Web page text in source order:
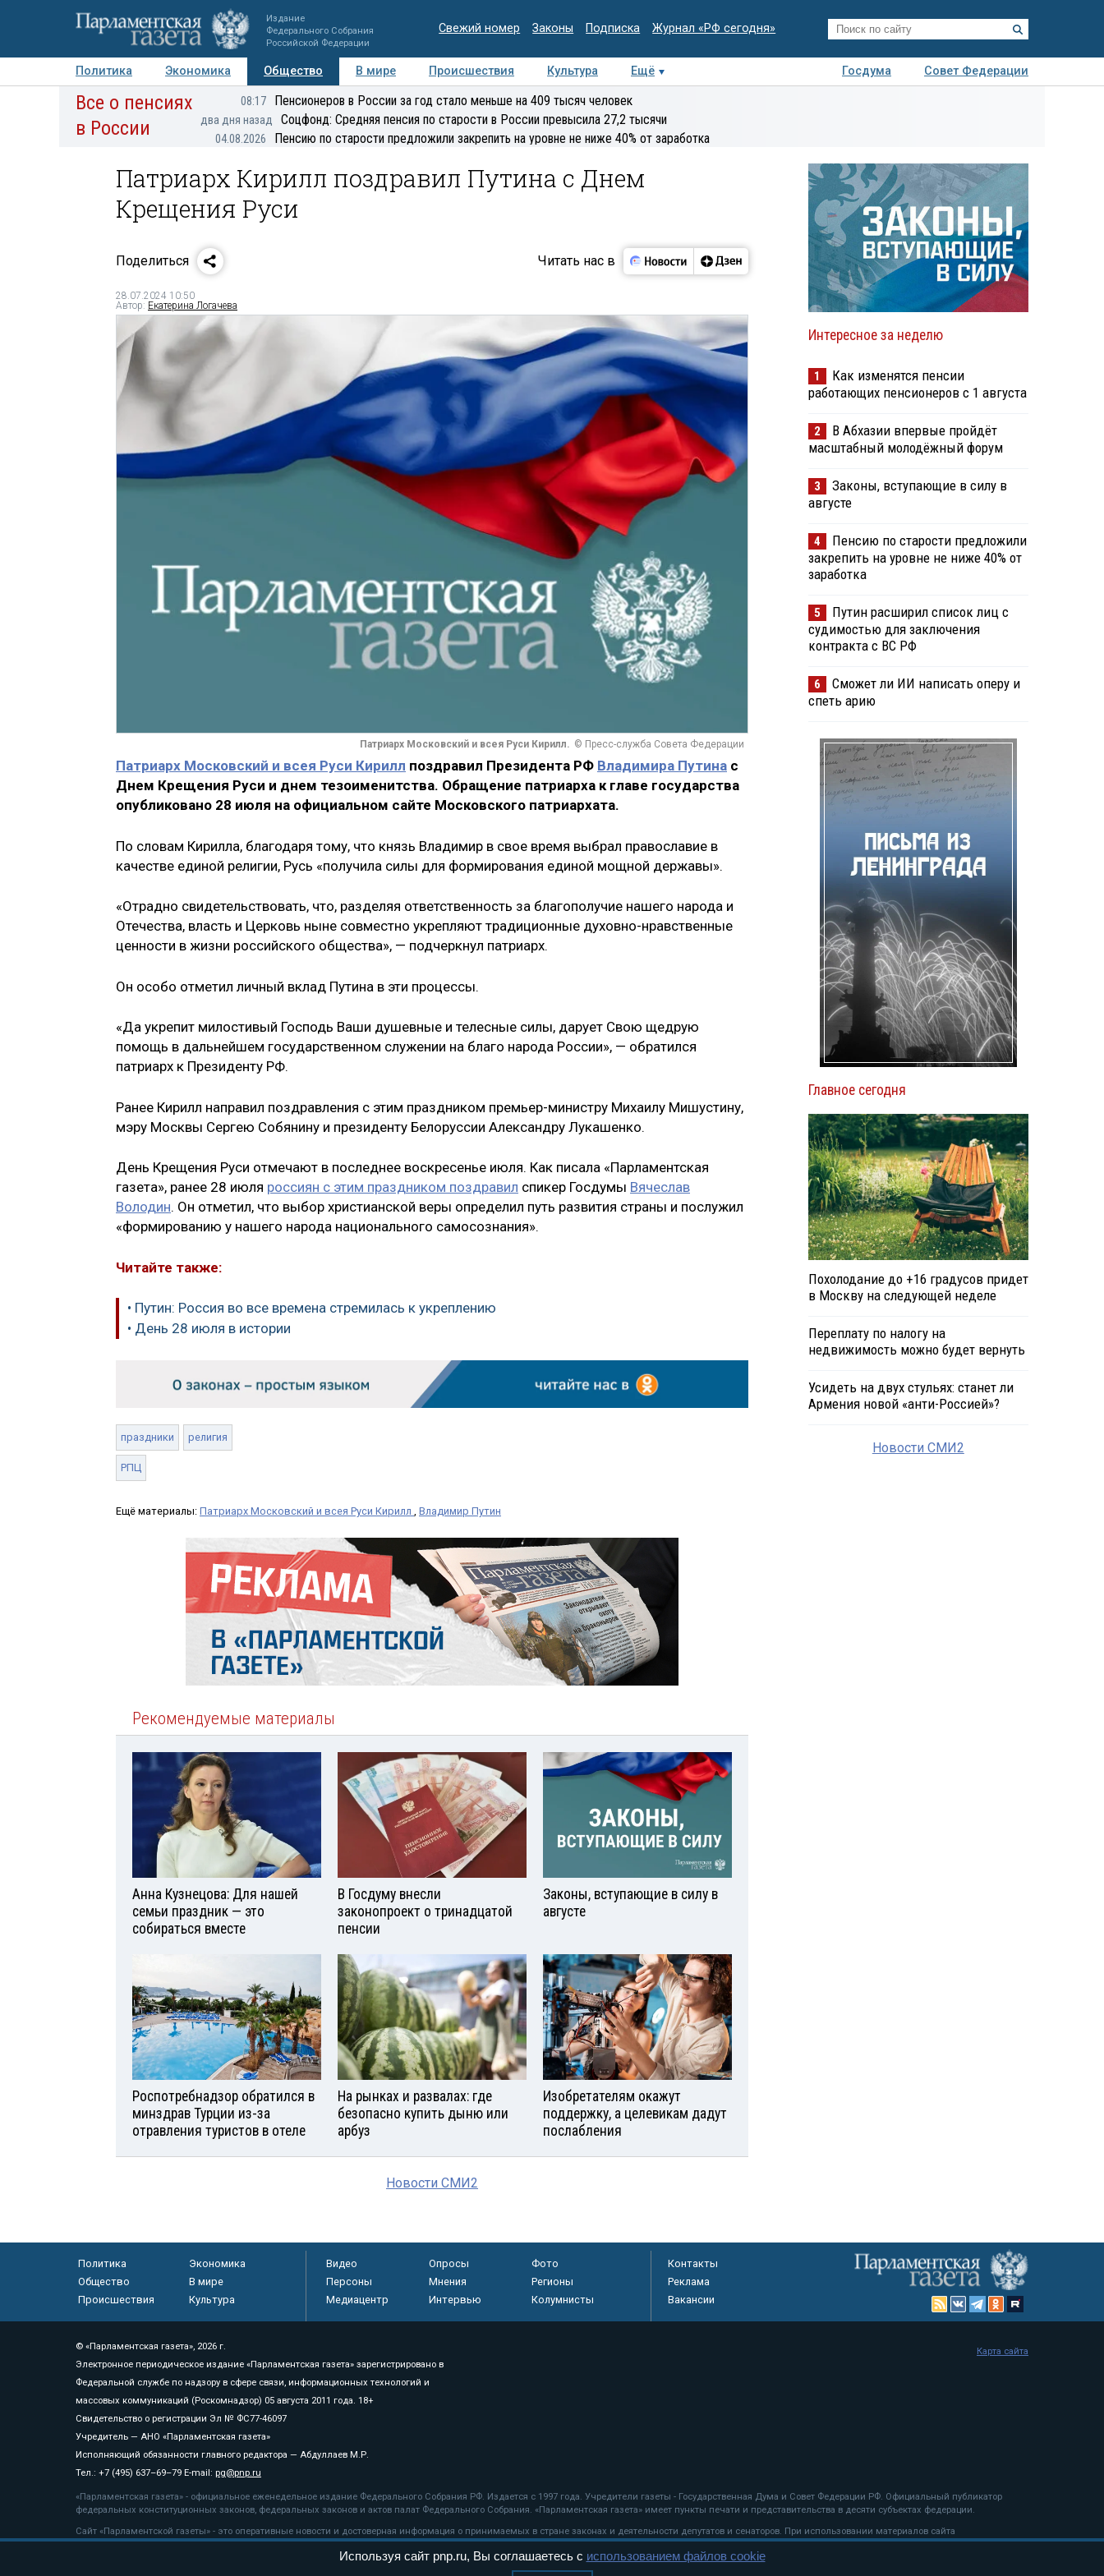
Издание
Федерального Собрания
Российской Федерации
Свежий номер Законы Подписка Журнал «РФ сегодня»
Политика Экономика Общество В мире Происшествия Культура Ещё Госдума
Совет Федерации
Авторы Персоны Мнения Регионы Медиацентр Интервью Колумнисты
Все о пенсиях
в России
08:17 Пенсионеров в России за год стало меньше на 409 тысяч человек
два дня назад Соцфонд: Средняя пенсия по старости в России превысила 27,2 тысячи
04.08.2026 Пенсию по старости предложили закрепить на уровне не ниже 40% от заработка
Патриарх Кирилл поздравил Путина с Днем
Крещения Руси
Поделиться Читать нас в
28.07.2024 10:50
Автор: Екатерина Логачева
Патриарх Московский и всея Руси Кирилл. © Пресс-служба Совета Федерации
Патриарх Московский и всея Руси Кирилл поздравил Президента РФ Владимира Путина с
Днем Крещения Руси и днем тезоименитства. Обращение патриарха к главе государства
опубликовано 28 июля на официальном сайте Московского патриархата.
По словам Кирилла, благодаря тому, что князь Владимир в свое время выбрал православие в
качестве единой религии, Русь «получила силы для формирования единой мощной державы».
«Отрадно свидетельствовать, что, разделяя ответственность за благополучие нашего народа и
Отечества, власть и Церковь ныне совместно укрепляют традиционные духовно-нравственные
ценности в жизни российского общества», — подчеркнул патриарх.
Он особо отметил личный вклад Путина в эти процессы.
«Да укрепит милостивый Господь Ваши душевные и телесные силы, дарует Свою щедрую
помощь в дальнейшем государственном служении на благо народа России», — обратился
патриарх к Президенту РФ.
Ранее Кирилл направил поздравления с этим праздником премьер-министру Михаилу Мишустину,
мэру Москвы Сергею Собянину и президенту Белоруссии Александру Лукашенко.
День Крещения Руси отмечают в последнее воскресенье июля. Как писала «Парламентская
газета», ранее 28 июля россиян с этим праздником поздравил спикер Госдумы Вячеслав
Володин. Он отметил, что выбор христианской веры определил путь развития страны и послужил
«формированию у нашего народа национального самосознания».
Читайте также:
• Путин: Россия во все времена стремилась к укреплению
• День 28 июля в истории
праздники религия
РПЦ
Ещё материалы: Патриарх Московский и всея Руси Кирилл , Владимир Путин
Рекомендуемые материалы
Анна Кузнецова: Для нашей
семьи праздник — это
собираться вместе
В Госдуму внесли
законопроект о тринадцатой
пенсии
Законы, вступающие в силу в
августе
Роспотребнадзор обратился в
минздрав Турции из-за
отравления туристов в отеле
На рынках и развалах: где
безопасно купить дыню или
арбуз
Изобретателям окажут
поддержку, а целевикам дадут
послабления
Новости СМИ2
Интересное за неделю
1
Как изменятся пенсии
работающих пенсионеров с 1 августа
2
В Абхазии впервые пройдёт
масштабный молодёжный форум
3
Законы, вступающие в силу в
августе
4
Пенсию по старости предложили
закрепить на уровне не ниже 40% от
заработка
5
Путин расширил список лиц с
судимостью для заключения
контракта с ВС РФ
6
Сможет ли ИИ написать оперу и
спеть арию
Главное сегодня
Похолодание до +16 градусов придет
в Москву на следующей неделе
Переплату по налогу на
недвижимость можно будет вернуть
Усидеть на двух стульях: станет ли
Армения новой «анти-Россией»?
Новости СМИ2
Политика
Экономика
Общество
В мире
Происшествия
Культура
Видео Опросы
Фото
Персоны
Мнения
Регионы
Медиацентр
Интервью Колумнисты
Контакты
Реклама
Вакансии
© «Парламентская газета», 2026 г.
Электронное периодическое издание «Парламентская газета» зарегистрировано в
Федеральной службе по надзору в сфере связи, информационных технологий и
массовых коммуникаций (Роскомнадзор) 05 августа 2011 года. 18+
Свидетельство о регистрации Эл № ФС77-46097
Учредитель — АНО «Парламентская газета»
Исполняющий обязанности главного редактора — Абдуллаев М.Р.
Тел.: +7 (495) 637–69–79 E-mail: pg@pnp.ru
«Парламентская газета» - официальное еженедельное издание Федерального Собрания РФ. Издается с 1997 года. Учредители газеты - Государственная Дума и Совет Федерации РФ. Официальный публикатор
федеральных конституционных законов, федеральных законов и актов палат Федерального Собрания. «Парламентская газета» имеет пункты печати и представительства в десяти субъектах федерации.
Сайт «Парламентской газеты» - это оперативные новости и достоверная информация о принимаемых в стране законах и деятельности депутатов и сенаторов. При использовании материалов сайта
«Парламентской газеты» активная ссылка на pnp.ru обязательна.
рекомендательные технологии
Карта сайта
Используя сайт pnp.ru, Вы соглашаетесь с использованием файлов cookie